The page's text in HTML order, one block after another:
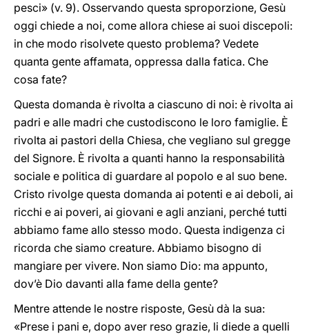
pesci» (v. 9). Osservando questa sproporzione, Gesù
oggi chiede a noi, come allora chiese ai suoi discepoli:
in che modo risolvete questo problema? Vedete
quanta gente affamata, oppressa dalla fatica. Che
cosa fate?
Questa domanda è rivolta a ciascuno di noi: è rivolta ai
padri e alle madri che custodiscono le loro famiglie. È
rivolta ai pastori della Chiesa, che vegliano sul gregge
del Signore. È rivolta a quanti hanno la responsabilità
sociale e politica di guardare al popolo e al suo bene.
Cristo rivolge questa domanda ai potenti e ai deboli, ai
ricchi e ai poveri, ai giovani e agli anziani, perché tutti
abbiamo fame allo stesso modo. Questa indigenza ci
ricorda che siamo creature. Abbiamo bisogno di
mangiare per vivere. Non siamo Dio: ma appunto,
dov’è Dio davanti alla fame della gente?
Mentre attende le nostre risposte, Gesù dà la sua:
«Prese i pani e, dopo aver reso grazie, li diede a quelli